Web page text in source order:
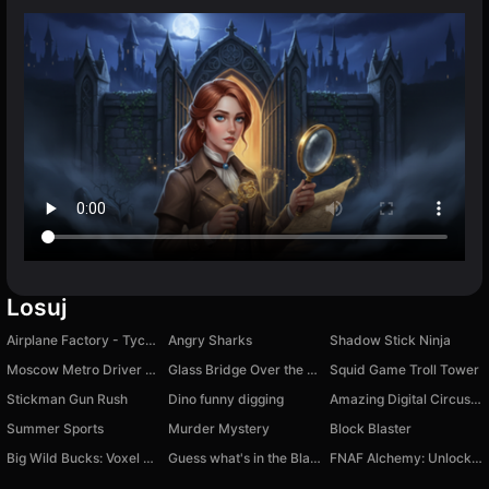
Losuj
Airplane Factory - Tycoon Angry Sharks
Shadow Stick Ninja
Moscow Metro Driver 3D
Glass Bridge Over the Abyss!
Squid Game Troll Tower
Stickman Gun Rush
Dino funny digging
Amazing Digital Circus: for two
Summer Sports
Murder Mystery
Block Blaster
Big Wild Bucks: Voxel Buck Hunter
Guess what's in the Black Box? FNAF Alchemy: Unlock All Animatronics